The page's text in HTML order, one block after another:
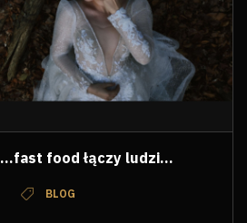
food łączy ludzi...
BLOG